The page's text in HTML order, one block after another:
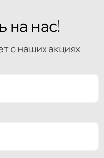
на нас!
о наших акциях